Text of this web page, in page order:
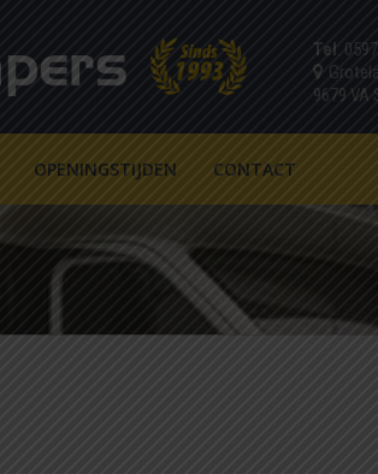
Tel:
9679 VA
OPENINGSTIJDEN CONTACT